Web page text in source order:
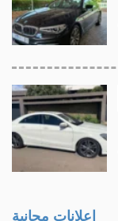
إعلانات مجانية